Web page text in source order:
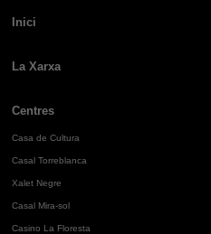
Inici
La Xarxa
Centres
Casa de Cultura
Casal Torreblanca
Xalet Negre
Casal Mira-sol
Casino La Floresta